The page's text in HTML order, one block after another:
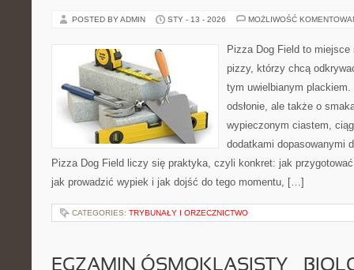
POSTED BY ADMIN STY - 13 - 2026 MOŻLIWOŚĆ
Pizza Dog Field to
pizzy, którzy chcą
tym uwielbianym
odsłonie, ale także o
wypieczonym ciastem,
dodatkami dopasowanymi
Pizza Dog Field liczy się praktyka, czyli konkret: jak
jak prowadzić wypiek i jak dojść do tego momentu, […]
CATEGORIES: TRYBUNAŁY I ORZECZNICTWO
EGZAMIN ÓSMOKLASISTY –